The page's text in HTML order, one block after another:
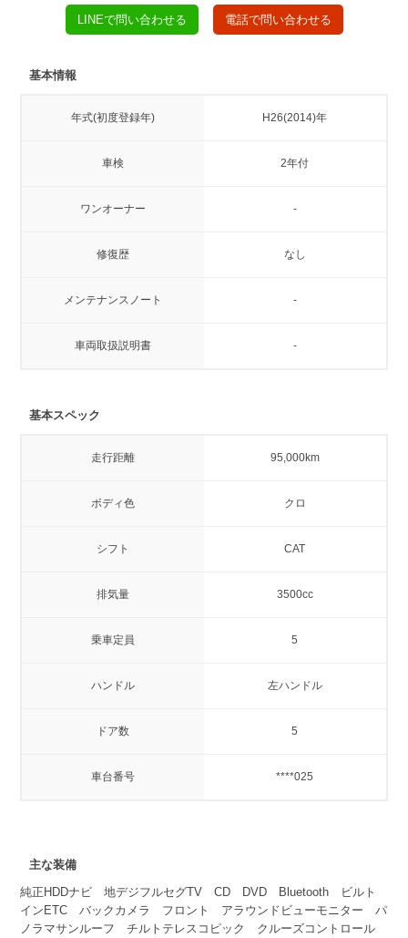
LINEで問い合わせる 電話で問い合わせる
基本情報
年式(初度登録年) H26(2014)年
車検 2年付
ワンオーナー -
修復歴 なし
メンテナンスノート -
車両取扱説明書 -
基本スペック
走行距離 95,000km
ボディ色 クロ
シフト CAT
排気量 3500cc
乗車定員 5
ハンドル 左ハンドル
ドア数 5
車台番号 ****025
主な装備
純正HDDナビ 地デジフルセグTV CD DVD Bluetooth ビルト
インETC バックカメラ フロント アラウンドビューモニター パ
ノラマサンルーフ チルトテレスコピック クルーズコントロール